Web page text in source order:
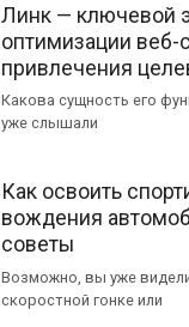
Линк — ключевой
оптимизации веб-
привлечения
Какова сущность его
уже слышали
Как освоить
вождения
советы
Возможно, вы уже
скоростной гонке или